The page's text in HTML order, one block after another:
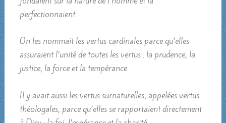
perfectionnaient.
On les nommait les vertus cardinales parce qu’elles
assuraient l’unité de toutes les vertus : la prudence, la
justice, la force et la tempérance.
Il y avait aussi les vertus surnaturelles, appelées vertus
théologales, parce qu’elles se rapportaient directement